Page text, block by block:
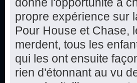
donne l'opportunité à
propre expérience sur
Pour House et Chase,
merdent, tous les
qui les ont ensuite
rien d'étonnant au vu